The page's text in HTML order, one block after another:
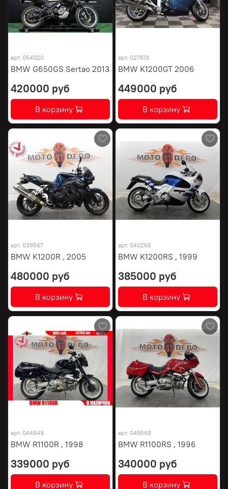
арт. 054020
BMW G650GS Sertao 2013
420000 руб
В корзину
арт. 027613
BMW K1200GT 2006
449000 руб
В корзину
арт. 039567
BMW K1200R , 2005
480000 руб
В корзину
арт. 040266
BMW K1200RS , 1999
385000 руб
В корзину
арт. 044549
BMW R1100R , 1998
339000 руб
В корзину
арт. 049568
BMW R1100RS , 1996
340000 руб
В корзину